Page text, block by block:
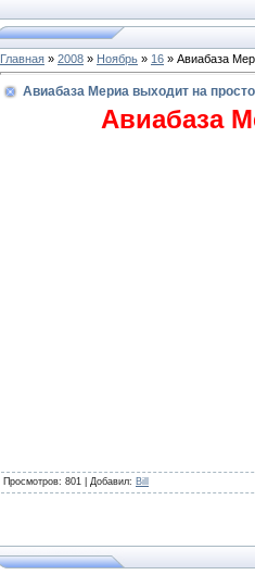
Главная » 2008 » Ноябрь » 16 » Авиабаза
Авиабаза Мериа выходит на
Авиабаза
Просмотров: 801 | Добавил: Bill